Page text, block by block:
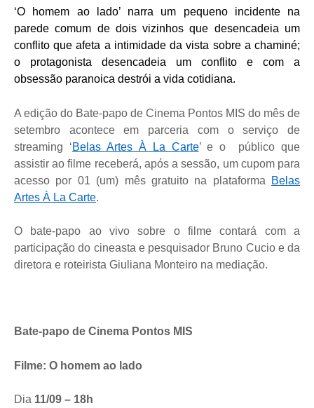
‘O homem ao lado’ narra um pequeno incidente na
parede comum de dois vizinhos que desencadeia um
conflito que afeta a intimidade da vista sobre a chaminé;
o protagonista desencadeia um conflito e com a
obsessão paranoica destrói a vida cotidiana.
A edição do Bate-papo de Cinema Pontos MIS do mês de
setembro acontece em parceria com o serviço de
streaming ‘Belas Artes À La Carte’ e o público que
assistir ao filme receberá, após a sessão, um cupom para
acesso por 01 (um) mês gratuito na plataforma
Belas
Artes À La Carte.
O bate-papo ao vivo sobre o filme contará com a
participação do cineasta e pesquisador Bruno Cucio e da
diretora e roteirista Giuliana Monteiro na mediação.
Bate-papo de Cinema Pontos MIS
Filme: O homem ao lado
Dia 11/09 – 18h